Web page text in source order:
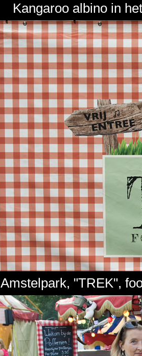
Kangaroo albino in
Amstelpark, "TREK",